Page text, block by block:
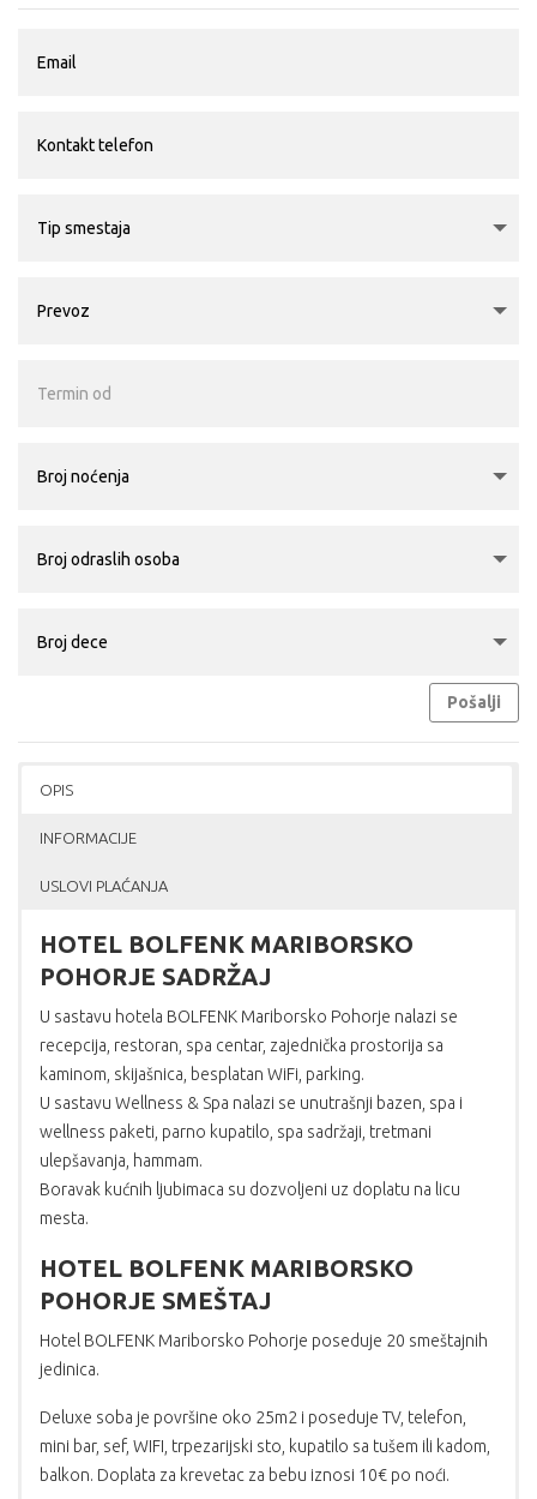
Pošalji
OPIS
INFORMACIJE
USLOVI PLAĆANJA
HOTEL BOLFENK MARIBORSKO
POHORJE SADRŽAJ
U sastavu hotela BOLFENK Mariborsko Pohorje nalazi se
recepcija, restoran, spa centar, zajednička prostorija sa
kaminom, skijašnica, besplatan WiFi, parking.
U sastavu Wellness & Spa nalazi se unutrašnji bazen, spa i
wellness paketi, parno kupatilo, spa sadržaji, tretmani
ulepšavanja, hammam.
Boravak kućnih ljubimaca su dozvoljeni uz doplatu na licu
mesta.
HOTEL BOLFENK MARIBORSKO
POHORJE SMEŠTAJ
Hotel BOLFENK Mariborsko Pohorje poseduje 20 smeštajnih
jedinica.
Deluxe soba je površine oko 25m2 i poseduje TV, telefon,
mini bar, sef, WIFI, trpezarijski sto, kupatilo sa tušem ili kadom,
balkon. Doplata za krevetac za bebu iznosi 10€ po noći.